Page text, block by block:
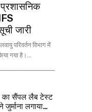
प्रशासनिक
जारी
परिवर्तन विभाग में
गया है।...
सैंपल लैब टेस्ट
लगाया…